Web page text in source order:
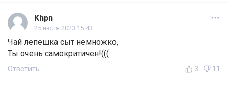
Khpn
25 июля 2023 15:43
Чай лепёшка сыт немножко,
Ты очень самокритичен!(((
Ответить 3 11